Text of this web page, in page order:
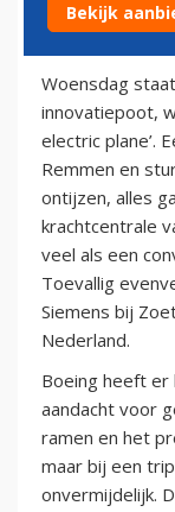
13 oktober 2011
Woensdag
innovatiepoot,
electric plane’.
Remmen en
ontijzen, alles
krachtcentrale
veel als een
Toevallig
Siemens bij
Nederland.
Boeing heeft
aandacht voor
ramen en het
maar bij een
onvermijdelijk.
Bekijk